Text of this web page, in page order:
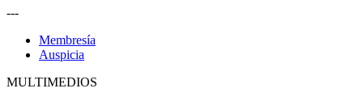
---
Membresía
Auspicia
MULTIMEDIOS